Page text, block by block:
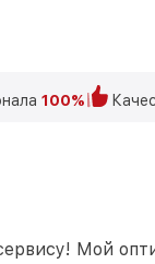
100%
Мой